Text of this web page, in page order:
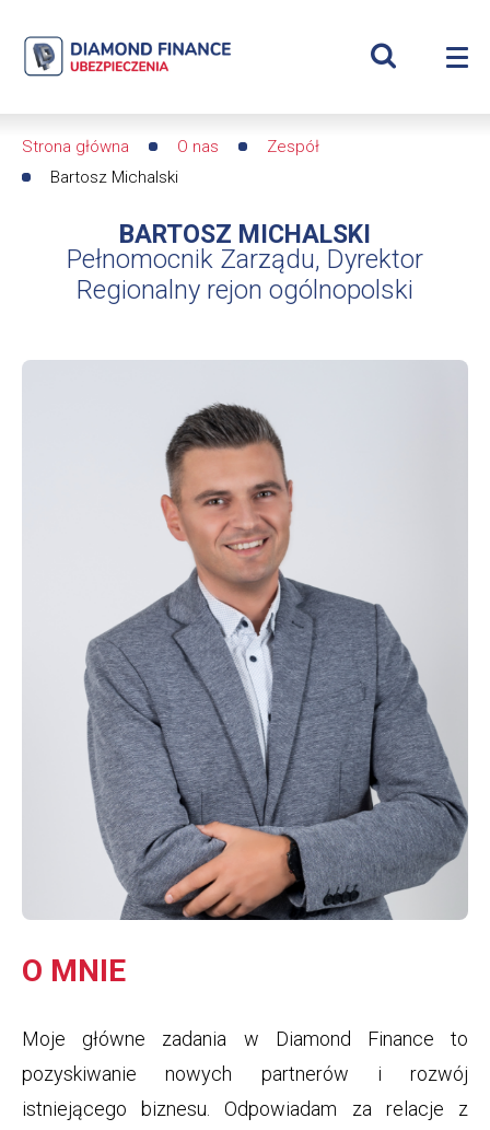
Bartosz
Diamond
Finance
Ubezpieczenia
dfs24
Wyświetl
Ścieżka
Strona główna O nas
Zespół
Bartosz Michalski
BARTOSZ MICHALSKI
Pełnomocnik Zarządu, Dyrektor
Regionalny rejon ogólnopolski
O MNIE
Moje główne zadania w Diamond Finance to
pozyskiwanie nowych partnerów i rozwój
istniejącego biznesu. Odpowiadam za relacje z